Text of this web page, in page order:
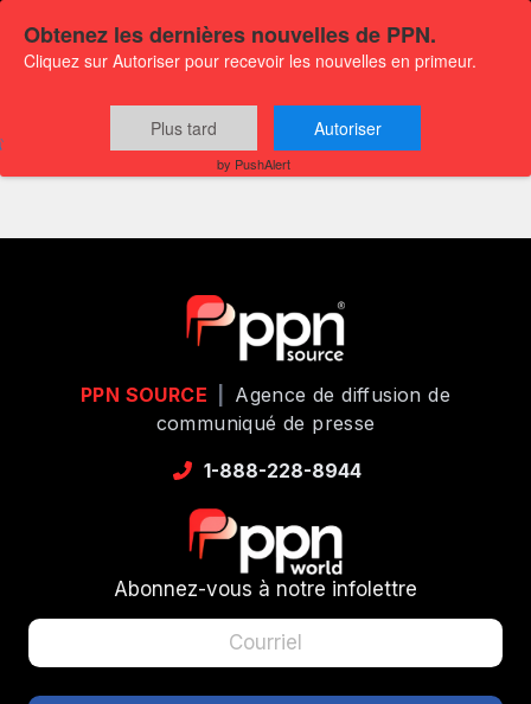
PPN SOURCE
Agence de diffusion de
communiqué de presse
1-888-228-8944
Abonnez-vous à notre infolettre
Obtenez les dernières nouvelles de PPN.
Cliquez sur Autoriser pour recevoir les nouvelles en primeur.
Plus tard Autoriser
by PushAlert